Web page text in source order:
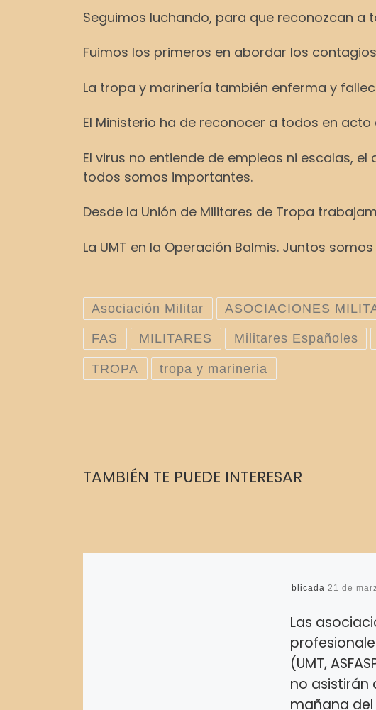
Seguimos luchando, para que reconozcan
Fuimos los primeros en abordar los
La tropa y marinería también enferma y
El Ministerio ha de reconocer a todos en acto
El virus no entiende de empleos ni escalas,
todos somos importantes.
Desde la Unión de Militares de Tropa
La UMT en la Operación Balmis. Juntos
Asociación Militar ASOCIACIONES
FAS MILITARES Militares Españoles
TROPA tropa y marineria
TAMBIÉN TE PUEDE INTERESAR
Publicada 21 de
Las
(UMT,
no asistirán
mañana